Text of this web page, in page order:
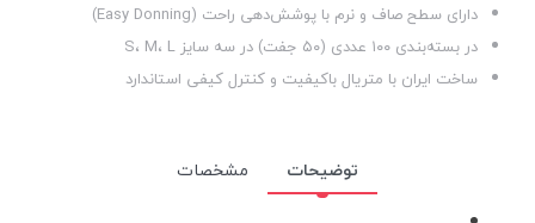
دارای سطح صاف و نرم با پوشش‌دهی راحت (Easy Donning)
در بسته‌بندی ۱۰۰ عددی (۵۰ جفت) در سه سایز S، M، L
ساخت ایران با متریال باکیفیت و کنترل کیفی استاندارد
توضیحات مشخصات